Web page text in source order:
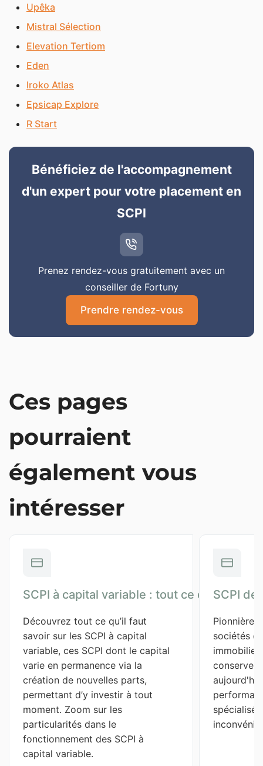
Upêka
Mistral Sélection
Elevation Tertiom
Eden
Iroko Atlas
Epsicap Explore
R Start
Bénéficiez de l'accompagnement
d'un expert pour votre placement en
SCPI
Prenez rendez-vous gratuitement avec un
conseiller de Fortuny
Prendre rendez-vous
Ces pages
pourraient
également vous
intéresser
SCPI à capital variable : tout ce qu'il faut
Découvrez tout ce qu’il faut
savoir sur les SCPI à capital
variable, ces SCPI dont le capital
varie en permanence via la
création de nouvelles parts,
permettant d’y investir à tout
moment. Zoom sur les
particularités dans le
fonctionnement des SCPI à
capital variable.
SCPI
sociétés